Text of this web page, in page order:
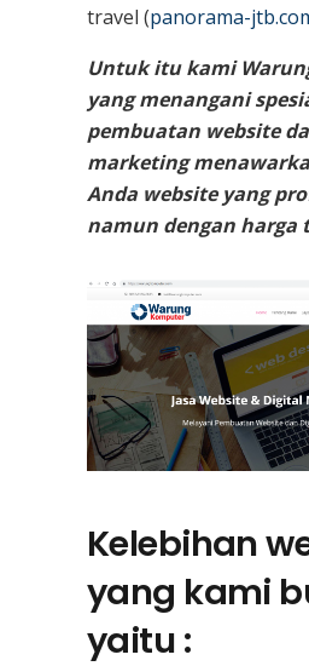
travel (panorama-
Untuk itu kami
yang menangani
pembuatan website
marketing
Anda website yang
namun dengan harga
Kelebihan
yang kami
yaitu :